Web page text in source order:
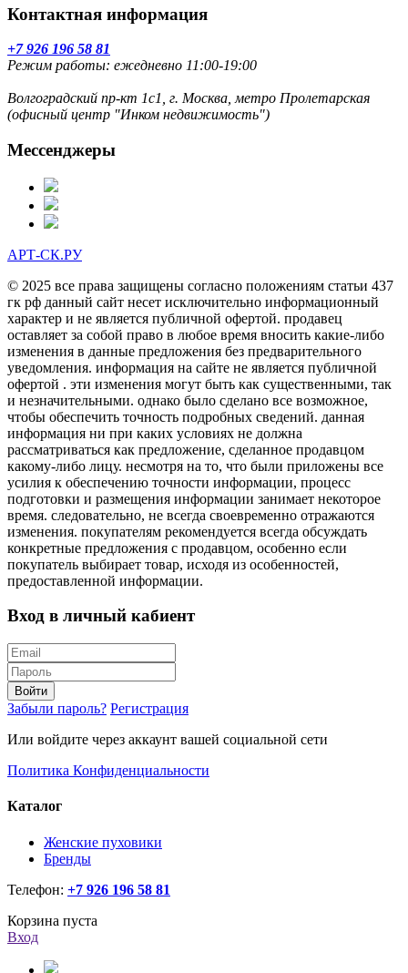
Контактная информация
+7 926 196 58 81
Режим работы: ежедневно 11:00-19:00
Волгоградский пр-кт 1с1, г. Москва, метро Пролетарская
(офисный центр "Инком недвижимость")
Мессенджеры
АРТ-СК.РУ
© 2025 все права защищены согласно положениям статьи 437
гк рф данный сайт несет исключительно информационный
характер и не является публичной офертой. продавец
оставляет за собой право в любое время вносить какие-либо
изменения в данные предложения без предварительного
уведомления. информация на сайте не является публичной
офертой . эти изменения могут быть как существенными, так
и незначительными. однако было сделано все возможное,
чтобы обеспечить точность подробных сведений. данная
информация ни при каких условиях не должна
рассматриваться как предложение, сделанное продавцом
какому-либо лицу. несмотря на то, что были приложены все
усилия к обеспечению точности информации, процесс
подготовки и размещения информации занимает некоторое
время. следовательно, не всегда своевременно отражаются
изменения. покупателям рекомендуется всегда обсуждать
конкретные предложения с продавцом, особенно если
покупатель выбирает товар, исходя из особенностей,
предоставленной информации.
Вход в личный кабиент
Войти
Забыли пароль? Регистрация
Или войдите через аккаунт вашей социальной сети
Политика Конфиденциальности
Каталог
Женские пуховики
Бренды
Телефон: +7 926 196 58 81
Корзина пуста
Вход